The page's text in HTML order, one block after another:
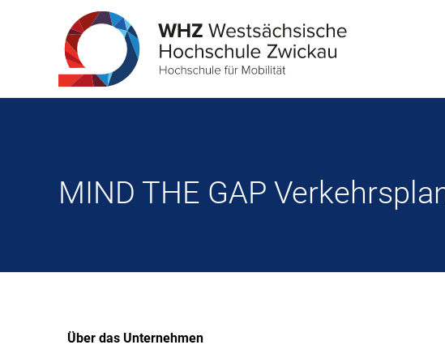
MIND THE GAP
Über das Unternehmen